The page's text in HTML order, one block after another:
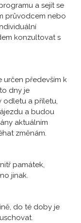
a sejít se
průvodcem nebo
konzultovat s
určen především k
dny je
odletu a příletu,
a budou
aktuálním
změnám.
památek,
jinak.
do té doby je